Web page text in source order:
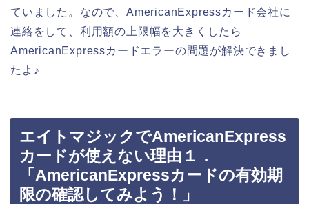
ていました。なので、AmericanExpressカード会社に
連絡をして、利用額の上限幅を大きくしたら
AmericanExpressカードエラーの問題が解決できまし
たよ♪
エイトマジックでAmericanExpress
カードが使えない理由１．
「AmericanExpressカードの有効期
限の確認してみよう！」